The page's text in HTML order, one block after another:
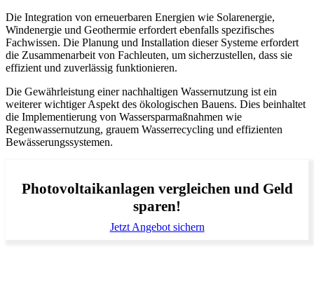
Die Integration von erneuerbaren Energien wie Solarenergie,
Windenergie und Geothermie erfordert ebenfalls spezifisches
Fachwissen. Die Planung und Installation dieser Systeme erfordert
die Zusammenarbeit von Fachleuten, um sicherzustellen, dass sie
effizient und zuverlässig funktionieren.
Die Gewährleistung einer nachhaltigen Wassernutzung ist ein
weiterer wichtiger Aspekt des ökologischen Bauens. Dies beinhaltet
die Implementierung von Wassersparmaßnahmen wie
Regenwassernutzung, grauem Wasserrecycling und effizienten
Bewässerungssystemen.
Photovoltaikanlagen vergleichen und Geld
sparen!
Jetzt Angebot sichern